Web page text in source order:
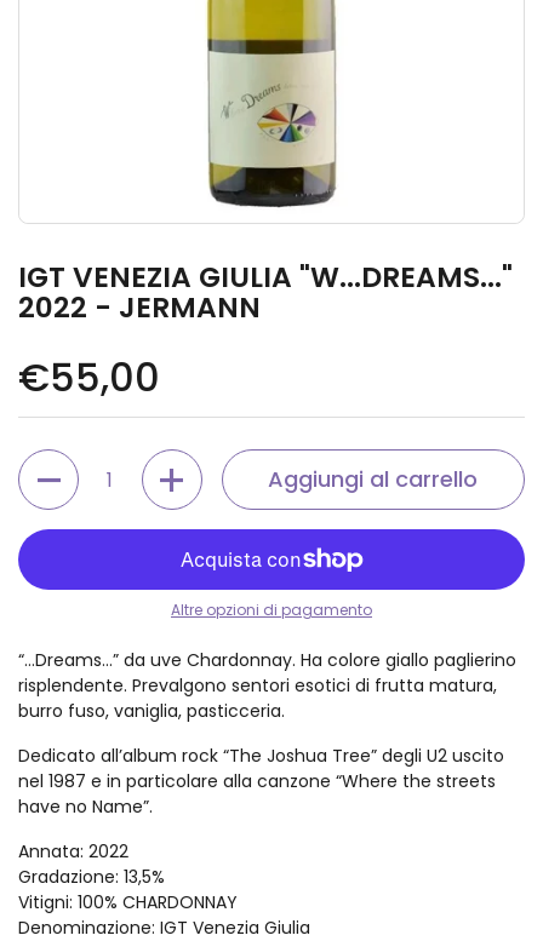
IGT VENEZIA GIULIA "W...DREAMS..."
2022 - JERMANN
Prezzo di listino
€55,00
Quantità
Aggiungi al carrello
Altre opzioni di pagamento
“…Dreams…” da uve Chardonnay. Ha colore giallo paglierino
risplendente. Prevalgono sentori esotici di frutta matura,
burro fuso, vaniglia, pasticceria.
Dedicato all’album rock “The Joshua Tree” degli U2 uscito
nel 1987 e in particolare alla canzone “Where the streets
have no Name”.
Annata: 2022
Gradazione: 13,5%
Vitigni: 100% CHARDONNAY
Denominazione: IGT Venezia Giulia